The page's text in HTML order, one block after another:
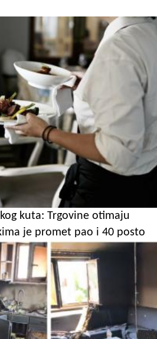
kuta: Trgovine otimaju
je promet pao i 40 posto